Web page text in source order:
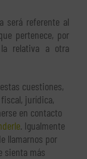
será referente al
pertenece, por
relativa a otra
cuestiones,
jurídica,
en contacto
. Igualmente
llamarnos por
sienta más